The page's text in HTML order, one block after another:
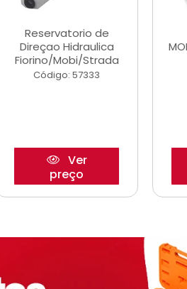
Reservatorio de
Direçao Hidraulica
Fiorino/Mobi/Strada
Código: 57333
Ver
preço